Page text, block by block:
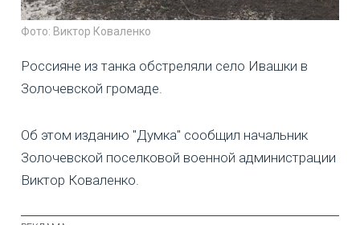
Фото: Виктор Коваленко
Россияне из танка обстреляли село Ивашки в
Золочевской громаде.
Об этом изданию "Думка" сообщил начальник
Золочевской поселковой военной администрации
Виктор Коваленко.